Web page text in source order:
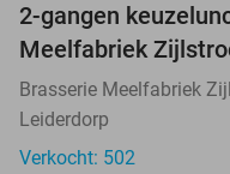
2-gangen
Meelfabriek
Brasserie Meelfabriek
Leiderdorp
Verkocht: 502